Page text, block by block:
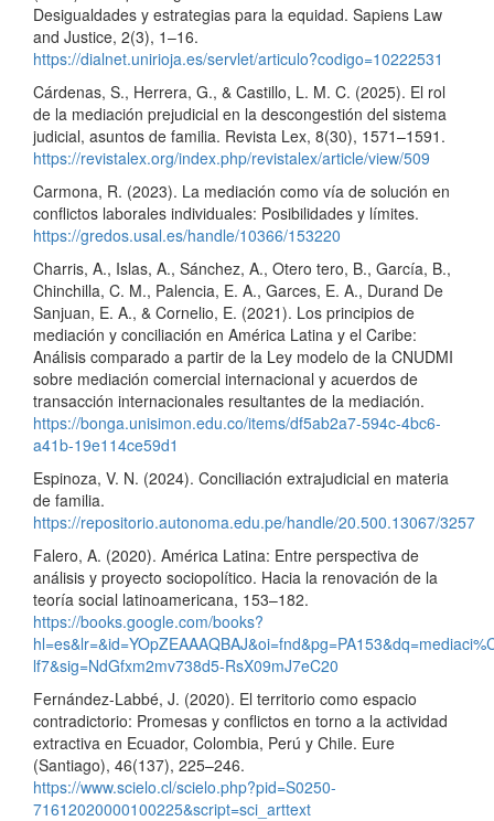
Desigualdades y estrategias para la equidad. Sapiens Law
and Justice, 2(3), 1–16.
https://dialnet.unirioja.es/servlet/articulo?codigo=10222531
Cárdenas, S., Herrera, G., & Castillo, L. M. C. (2025). El rol
de la mediación prejudicial en la descongestión del sistema
judicial, asuntos de familia. Revista Lex, 8(30), 1571–1591.
https://revistalex.org/index.php/revistalex/article/view/509
Carmona, R. (2023). La mediación como vía de solución en
conflictos laborales individuales: Posibilidades y límites.
https://gredos.usal.es/handle/10366/153220
Charris, A., Islas, A., Sánchez, A., Otero tero, B., García, B.,
Chinchilla, C. M., Palencia, E. A., Garces, E. A., Durand De
Sanjuan, E. A., & Cornelio, E. (2021). Los principios de
mediación y conciliación en América Latina y el Caribe:
Análisis comparado a partir de la Ley modelo de la CNUDMI
sobre mediación comercial internacional y acuerdos de
transacción internacionales resultantes de la mediación.
https://bonga.unisimon.edu.co/items/df5ab2a7-594c-4bc6-
a41b-19e114ce59d1
Espinoza, V. N. (2024). Conciliación extrajudicial en materia
de familia.
https://repositorio.autonoma.edu.pe/handle/20.500.13067/3257
Falero, A. (2020). América Latina: Entre perspectiva de
análisis y proyecto sociopolítico. Hacia la renovación de la
teoría social latinoamericana, 153–182.
https://books.google.com/books?
lf7&sig=NdGfxm2mv738d5-RsX09mJ7eC20
Fernández-Labbé, J. (2020). El territorio como espacio
contradictorio: Promesas y conflictos en torno a la actividad
extractiva en Ecuador, Colombia, Perú y Chile. Eure
(Santiago), 46(137), 225–246.
https://www.scielo.cl/scielo.php?pid=S0250-
71612020000100225&script=sci_arttext